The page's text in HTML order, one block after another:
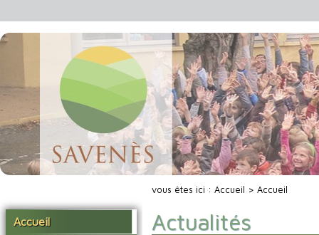
Accueil
vous êtes ici : Accueil > Accueil
Actualités